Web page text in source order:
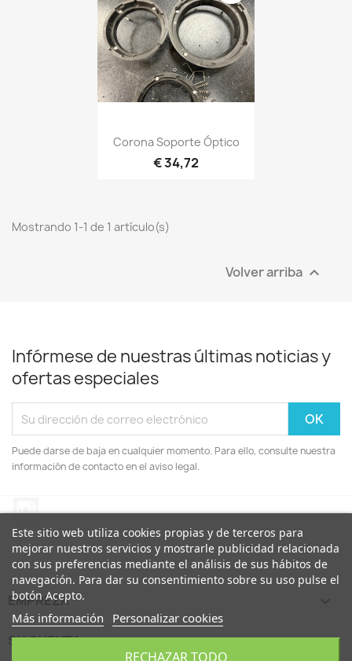
Corona Soporte Óptico
€ 34,72
Mostrando 1-1 de 1 artículo(s)
Volver arriba 
Infórmese de nuestras últimas noticias y
ofertas especiales
Puede darse de baja en cualquier momento. Para ello, consulte nuestra
información de contacto en el aviso legal.
EMPREZA
SU CUENTA 
Este sitio web utiliza cookies propias y de terceros para
mejorar nuestros servicios y mostrarle publicidad relacionada
con sus preferencias mediante el análisis de sus hábitos de
navegación. Para dar su consentimiento sobre su uso pulse el
botón Acepto.
Más información Personalizar cookies
RECHAZAR TODO